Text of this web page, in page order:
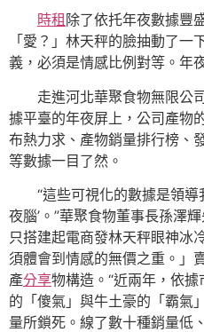
時租 除了依托年夜數據豐
「愛？」林天秤的臉抽動了一
義，必須是情感比例對等。年
走進河北華聚食物無限公
據平臺的年夜屏上，公司產物
布熱力求、產物銷量排行榜、
等數據一目了然。
“這些可視化的數據是領導
夜腦’。”華聚食物董事長孫澤
只搭建起電商發林天秤眼神冰
須體會到情感的無價之重。」
產分享物構造。“近兩年，依
的「傻氣」與牛土豪的「霸氣
量所鎖死。線了數十種銷量低